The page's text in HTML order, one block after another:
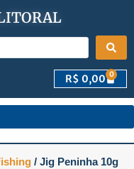
R$ 0,00 0
/ Jig Peninha 10g